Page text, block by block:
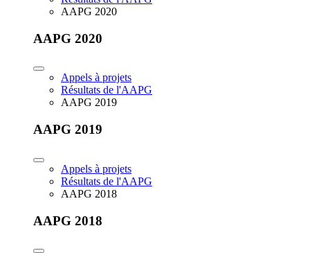
AAPG 2020
AAPG 2020
Appels à projets
Résultats de l'AAPG
AAPG 2019
AAPG 2019
Appels à projets
Résultats de l'AAPG
AAPG 2018
AAPG 2018